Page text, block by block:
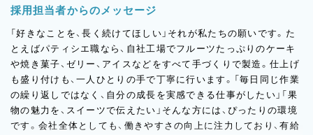
採用担当者からのメッセージ
「好きなことを、長く続けてほしい」それが私たちの願いです。た
とえばパティシエ職なら、自社工場でフルーツたっぷりのケーキ
や焼き菓子、ゼリー、アイスなどをすべて手づくりで製造。仕上げ
も盛り付けも、一人ひとりの手で丁寧に行います。「毎日同じ作業
の繰り返しではなく、自分の成長を実感できる仕事がしたい」「果
物の魅力を、スイーツで伝えたい」そんな方には、ぴったりの環境
です。会社全体としても、働きやすさの向上に注力しており、有給